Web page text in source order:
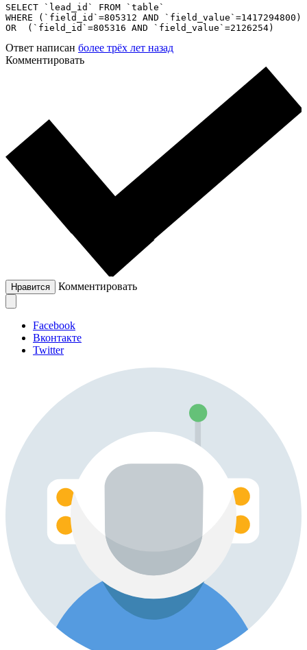
SELECT `lead_id` FROM `table`
WHERE (`field_id`=805312 AND `field_value`=1417294800)
OR  (`field_id`=805316 AND `field_value`=2126254)
Ответ написан более трёх лет назад
Комментировать
Нравится Комментировать
Facebook
Вконтакте
Twitter